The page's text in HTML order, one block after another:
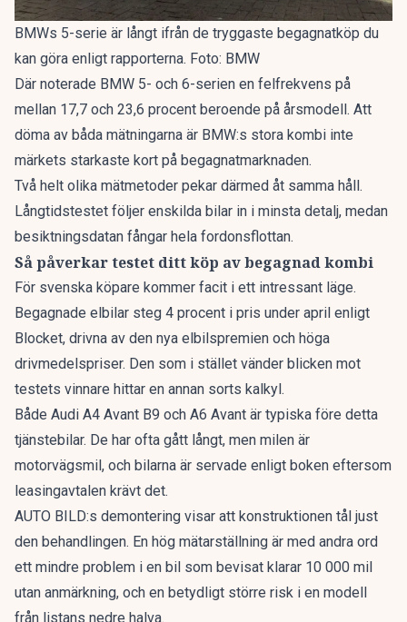
BMWs 5-serie är långt ifrån de tryggaste begagnatköp du
kan göra enligt rapporterna. Foto: BMW
Där noterade BMW 5- och 6-serien en felfrekvens på
mellan 17,7 och 23,6 procent beroende på årsmodell. Att
döma av båda mätningarna är BMW:s stora kombi inte
märkets starkaste kort på begagnatmarknaden.
Två helt olika mätmetoder pekar därmed åt samma håll.
Långtidstestet följer enskilda bilar in i minsta detalj, medan
besiktningsdatan fångar hela fordonsflottan.
Så påverkar testet ditt köp av begagnad kombi
För svenska köpare kommer facit i ett intressant läge.
Begagnade elbilar steg 4 procent i pris under april enligt
Blocket, drivna av den nya elbilspremien och höga
drivmedelspriser. Den som i stället vänder blicken mot
testets vinnare hittar en annan sorts kalkyl.
Både Audi A4 Avant B9 och A6 Avant är typiska före detta
tjänstebilar. De har ofta gått långt, men milen är
motorvägsmil, och bilarna är servade enligt boken eftersom
leasingavtalen krävt det.
AUTO BILD:s demontering visar att konstruktionen tål just
den behandlingen. En hög mätarställning är med andra ord
ett mindre problem i en bil som bevisat klarar 10 000 mil
utan anmärkning, och en betydligt större risk i en modell
från listans nedre halva.